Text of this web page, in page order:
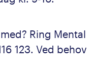
Ring Mental
123. Ved behov